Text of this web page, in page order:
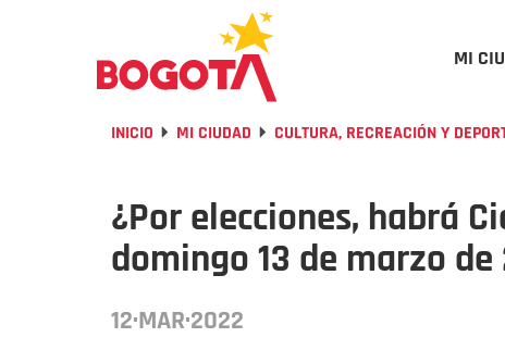
MI
INICIO MI CIUDAD CULTURA, RECREACIÓN Y
¿Por elecciones, habrá
domingo 13 de marzo de
12·MAR·2022